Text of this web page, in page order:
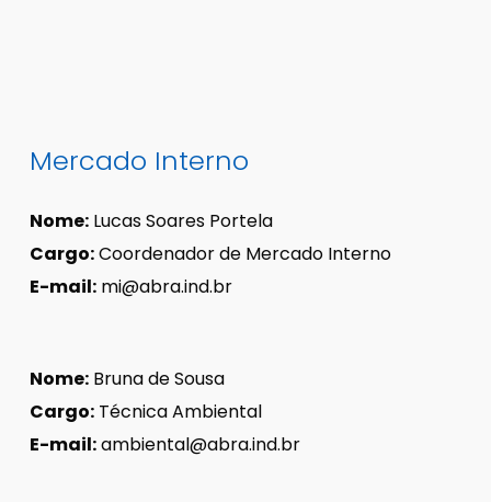
Mercado Interno
Nome: Lucas Soares Portela
Cargo:Coordenador de Mercado Interno
E-mail: mi@abra.ind.br
Nome: Bruna de Sousa
Cargo: Técnica Ambiental
E-mail:ambiental@abra.ind.br